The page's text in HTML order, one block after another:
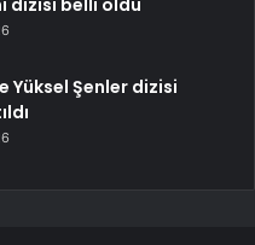
dizisi belli oldu
Yüksel Şenler dizisi